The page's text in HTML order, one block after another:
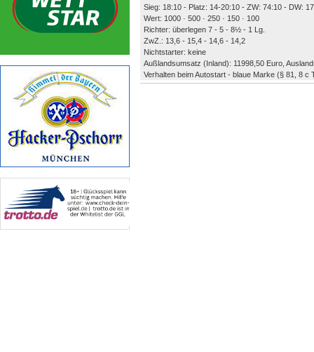
Sieg: 18:10 - Platz: 14-20:10 - ZW: 74:10 - DW:
Wert: 1000 · 500 · 250 · 150 · 100
Richter: überlegen 7 - 5 - 8½ - 1 Lg.
ZwZ.: 13,6 - 15,4 - 14,6 - 14,2
Nichtstarter: keine
Außlandsumsatz (Inland): 11998,50 Euro,
Verhalten beim Autostart - blaue Marke (§ 81, 8 c